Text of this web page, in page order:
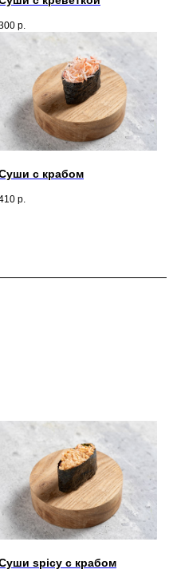
р.
с крабом
р.
spicy с крабом